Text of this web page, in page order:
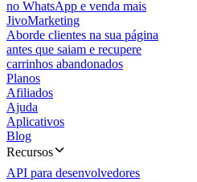
no WhatsApp e venda mais
JivoMarketing
Aborde clientes na sua página
antes que saiam e recupere
carrinhos abandonados
Planos
Afiliados
Ajuda
Aplicativos
Blog
Recursos
API para desenvolvedores